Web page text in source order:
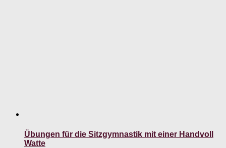
Übungen für die Sitzgymnastik mit einer Handvoll
Watte